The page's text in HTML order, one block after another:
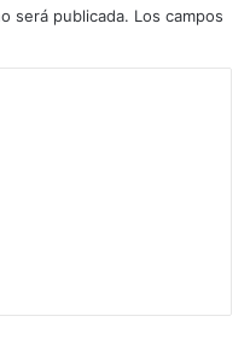
será publicada. Los campos